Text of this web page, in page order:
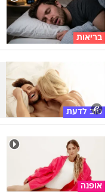
בריאות
טוב לדעת
אופנה